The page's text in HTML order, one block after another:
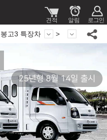
봉고3 특장차
25년형 8월 14일 출시